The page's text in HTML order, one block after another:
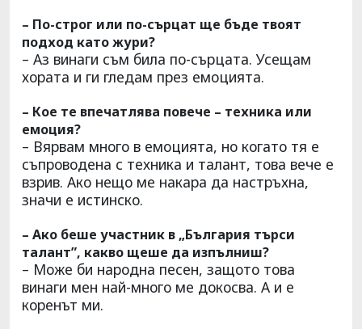
– По-строг или по-сърцат ще бъде твоят
подход като жури?
– Аз винаги съм била по-сърцата. Усещам
хората и ги гледам през емоцията.
– Кое те впечатлява повече – техника или
емоция?
– Вярвам много в емоцията, но когато тя е
съпроводена с техника и талант, това вече е
взрив. Ако нещо ме накара да настръхна,
значи е истинско.
– Ако беше участник в „България търси
талант”, какво щеше да изпълниш?
– Може би народна песен, защото това
винаги мен най-много ме докосва. А и е
коренът ми.